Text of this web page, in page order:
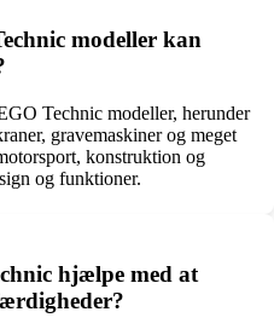
modeller kan
Technic modeller, herunder
gravemaskiner og meget
konstruktion og
og funktioner.
hjælpe med at